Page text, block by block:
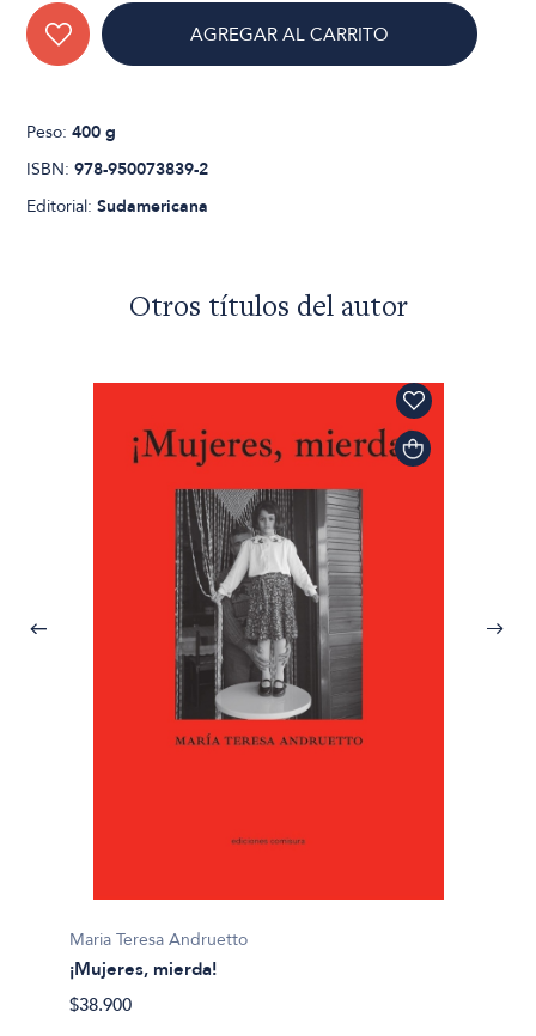
AGREGAR AL CARRITO
Peso:400 g
ISBN:978-950073839-2
Editorial:Sudamericana
Otros títulos del autor
Maria Teresa Andruetto
¡Mujeres, mierda!
$38.900